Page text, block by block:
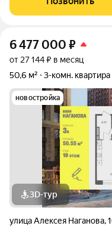
«Новая». Преимущества:
6 477 000 ₽
от 27 144 ₽ в месяц
50,6 м²
3-комн. квартира
новостройка
3D-тур
улица Алексея Наганова,